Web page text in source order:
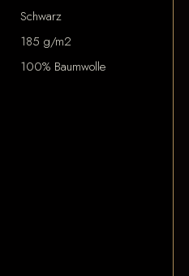
Schwarz
185 g/m2
100% Baumwolle